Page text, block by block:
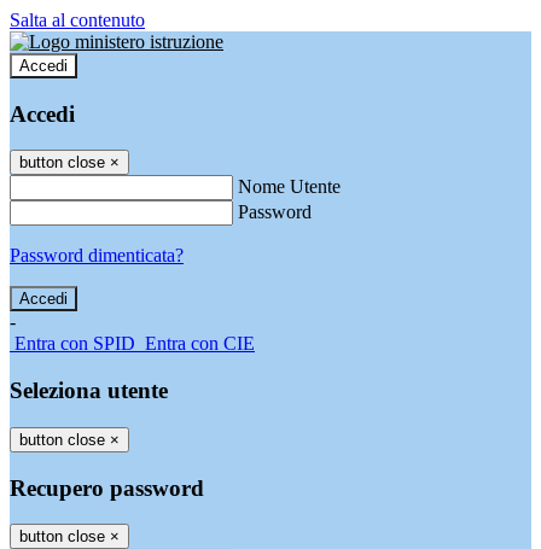
Salta al contenuto
Accedi
Accedi
button close ×
Nome Utente
Password
Password dimenticata?
-
Entra con SPID Entra con CIE
Seleziona utente
button close ×
Recupero password
button close ×